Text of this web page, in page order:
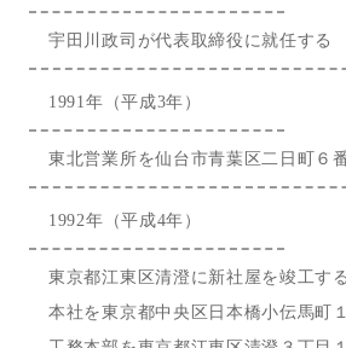
宇田川政司が代表取締役に就任する
1991年（平成3年）
東北営業所を仙台市青葉区二日町６
1992年（平成4年）
東京都江東区清澄に新社屋を竣工する
本社を東京都中央区日本橋小伝馬町